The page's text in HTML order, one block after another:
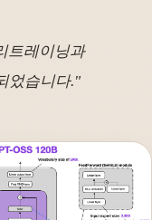
트레이닝과
었습니다."